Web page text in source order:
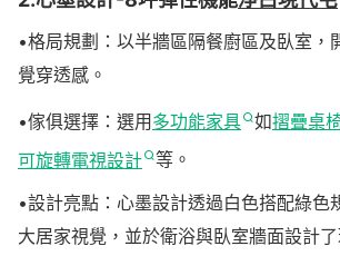
•格局規劃：以半牆區隔餐廚區及臥室，
覺穿透感。
•傢俱選擇：選用 多功能家具 如摺疊桌
可旋轉電視設計 等。
•設計亮點：心墨設計透過白色搭配綠色
大居家視覺，並於衛浴與臥室牆面設計